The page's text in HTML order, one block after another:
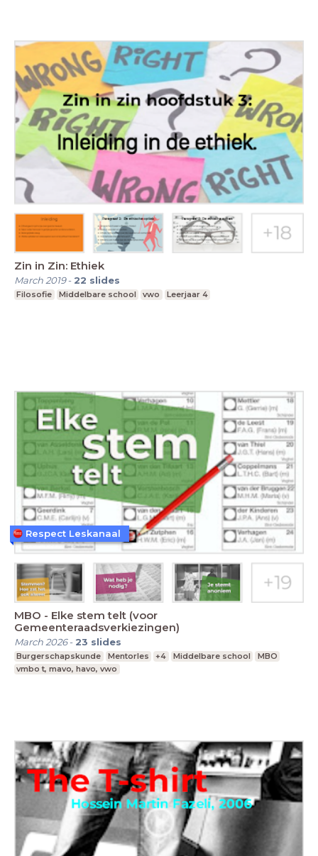
Zin in Zin: Ethiek
March 2019- 22 slides
Filosofie Middelbare school vwo Leerjaar 4
MBO - Elke stem telt (voor
Gemeenteraadsverkiezingen)
March 2026- 23 slides
Burgerschapskunde Mentorles +4 Middelbare school
MBO
vmbo t, mavo, havo, vwo
Respect Leskanaal